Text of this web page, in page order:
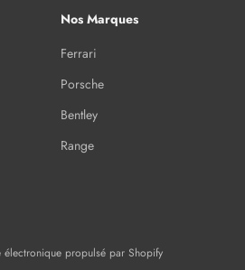
Nos Marques
Ferrari
Porsche
Bentley
Range
électronique propulsé par Shopify